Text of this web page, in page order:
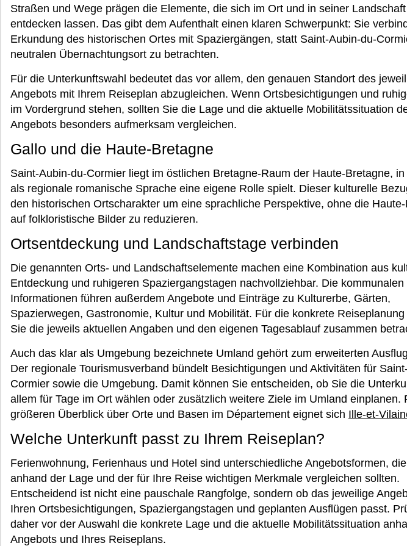
Straßen und Wege prägen die Elemente, die sich im Ort und in seiner Landschaft
entdecken lassen. Das gibt dem Aufenthalt einen klaren Schwerpunkt: Sie
Erkundung des historischen Ortes mit Spaziergängen, statt Saint-Aubin-du-
neutralen Übernachtungsort zu betrachten.
Für die Unterkunftswahl bedeutet das vor allem, den genauen Standort des
Angebots mit Ihrem Reiseplan abzugleichen. Wenn Ortsbesichtigungen und
im Vordergrund stehen, sollten Sie die Lage und die aktuelle Mobilitätssituation
Angebots besonders aufmerksam vergleichen.
Gallo und die Haute-Bretagne
Saint-Aubin-du-Cormier liegt im östlichen Bretagne-Raum der Haute-Bretagne,
als regionale romanische Sprache eine eigene Rolle spielt. Dieser kulturelle
den historischen Ortscharakter um eine sprachliche Perspektive, ohne die
auf folkloristische Bilder zu reduzieren.
Ortsentdeckung und Landschaftstage verbinden
Die genannten Orts- und Landschaftselemente machen eine Kombination aus
Entdeckung und ruhigeren Spaziergangstagen nachvollziehbar. Die kommunalen
Informationen führen außerdem Angebote und Einträge zu Kulturerbe, Gärten,
Spazierwegen, Gastronomie, Kultur und Mobilität. Für die konkrete Reiseplanung
Sie die jeweils aktuellen Angaben und den eigenen Tagesablauf zusammen
Auch das klar als Umgebung bezeichnete Umland gehört zum erweiterten
Der regionale Tourismusverband bündelt Besichtigungen und Aktivitäten für
Cormier sowie die Umgebung. Damit können Sie entscheiden, ob Sie die
allem für Tage im Ort wählen oder zusätzlich weitere Ziele im Umland einplanen.
größeren Überblick über Orte und Basen im Département eignet sich Ille-et-
Welche Unterkunft passt zu Ihrem Reiseplan?
Ferienwohnung, Ferienhaus und Hotel sind unterschiedliche Angebotsformen,
anhand der Lage und der für Ihre Reise wichtigen Merkmale vergleichen sollten.
Entscheidend ist nicht eine pauschale Rangfolge, sondern ob das jeweilige
Ihren Ortsbesichtigungen, Spaziergangstagen und geplanten Ausflügen passt.
daher vor der Auswahl die konkrete Lage und die aktuelle Mobilitätssituation
Angebots und Ihres Reiseplans.